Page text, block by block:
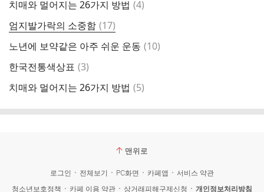
치매와 멀어지는 26가지 방법 댓
(4)
엄지발가락의 소중함 댓
글
(17)
노년에 보약같은 아주 쉬운 운동 댓
(10)
한국전통색상표 댓
(3)
치매와 멀어지는 26가지 방법 댓
(5)
맨위로
로그인 전체보기 PC화면 카페앱
서비스 약관
청소년보호정책
카페 이용 약관 상거래피해구제신청 개인정보처리방침